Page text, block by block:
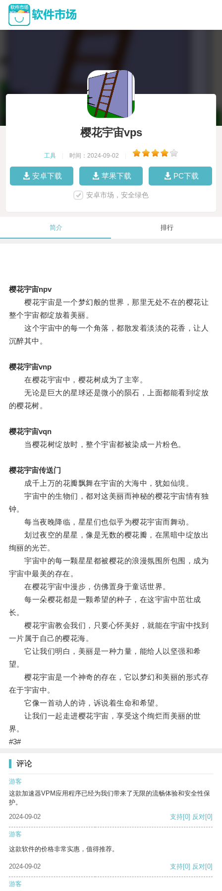
樱花宇宙vps
工具 时间：2024-09-02
安卓下载 苹果下载 PC下载
安卓市场，安全绿色
简介 排行
樱花宇宙npv
樱花宇宙是一个梦幻般的世界，那里无处不在的樱花让
整个宇宙都绽放着美丽。
这个宇宙中的每一个角落，都散发着淡淡的花香，让人
沉醉其中。
樱花宇宙vnp
在樱花宇宙中，樱花树成为了主宰。
无论是巨大的星球还是微小的陨石，上面都能看到绽放
的樱花树。
樱花宇宙vqn
当樱花树绽放时，整个宇宙都被染成一片粉色。
樱花宇宙传送门
成千上万的花瓣飘舞在宇宙的大海中，犹如仙境。
宇宙中的生物们，都对这美丽而神秘的樱花宇宙情有独
钟。
每当夜晚降临，星星们也似乎为樱花宇宙而舞动。
划过夜空的星星，像是无数的樱花瓣，在黑暗中绽放出
绚丽的光芒。
宇宙中的每一颗星星都被樱花的浪漫氛围所包围，成为
宇宙中最美的存在。
在樱花宇宙中漫步，仿佛置身于童话世界。
每一朵樱花都是一颗希望的种子，在这宇宙中茁壮成
长。
樱花宇宙教会我们，只要心怀美好，就能在宇宙中找到
一片属于自己的樱花海。
它让我们明白，美丽是一种力量，能给人以坚强和希
望。
樱花宇宙是一个神奇的存在，它以梦幻和美丽的形式存
在于宇宙中。
它像一首动人的诗，诉说着生命和希望。
让我们一起走进樱花宇宙，享受这个绚烂而美丽的世
界。
#3#
评论
游客
这款加速器VPM应用程序已经为我们带来了无限的流畅体验和安全性保
护。
2024-09-02
支持[0] 反对[0]
游客
这款软件的价格非常实惠，值得推荐。
2024-09-02 支持[0] 反对[0]
游客